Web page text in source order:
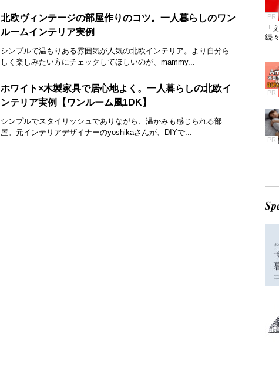
北欧ヴィンテージの部屋作りのコツ。一人暮らしのワン
ルームインテリア実例
シンプルで温もりある雰囲気が人気の北欧インテリア。より自分ら
しく楽しみたい方にチェックしてほしいのが、mammy...
ホワイト×木製家具で居心地よく。一人暮らしの北欧イ
ンテリア実例【ワンルーム風1DK】
シンプルでスタイリッシュでありながら、温かみも感じられる部
屋。元インテリアデザイナーのyoshikaさんが、DIYで...
PR
「
続
PR
PR